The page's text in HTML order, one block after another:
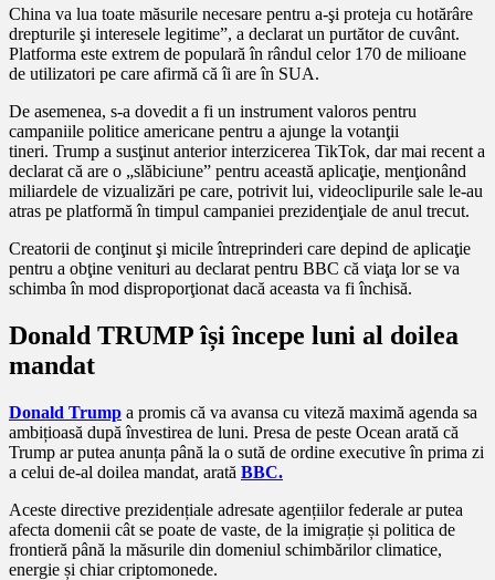
China va lua toate măsurile necesare pentru a-şi proteja cu hotărâre
drepturile şi interesele legitime”, a declarat un purtător de cuvânt.
Platforma este extrem de populară în rândul celor 170 de milioane
de utilizatori pe care afirmă că îi are în SUA.
De asemenea, s-a dovedit a fi un instrument valoros pentru
campaniile politice americane pentru a ajunge la votanţii
tineri. Trump a susţinut anterior interzicerea TikTok, dar mai recent a
declarat că are o „slăbiciune” pentru această aplicaţie, menţionând
miliardele de vizualizări pe care, potrivit lui, videoclipurile sale le-au
atras pe platformă în timpul campaniei prezidenţiale de anul trecut.
Creatorii de conţinut şi micile întreprinderi care depind de aplicaţie
pentru a obţine venituri au declarat pentru BBC că viaţa lor se va
schimba în mod disproporţionat dacă aceasta va fi închisă.
Donald TRUMP își începe luni al doilea
mandat
Donald Trump a promis că va avansa cu viteză maximă agenda sa
ambițioasă după învestirea de luni. Presa de peste Ocean arată că
Trump ar putea anunța până la o sută de ordine executive în prima zi
a celui de-al doilea mandat, arată BBC.
Aceste directive prezidențiale adresate agențiilor federale ar putea
afecta domenii cât se poate de vaste, de la imigrație și politica de
frontieră până la măsurile din domeniul schimbărilor climatice,
energie și chiar criptomonede.